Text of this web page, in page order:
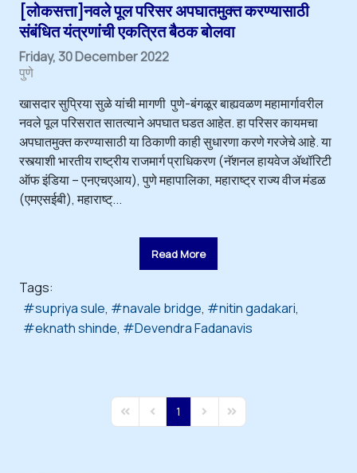
[लोकसत्ता]नवले पूल परिसर अपघातमुक्त करण्यासाठी
संबंधित यंत्रणांची एकत्रित बैठक बोलवा
Friday, 30 December 2022
पुणे
खासदार सुप्रिया सुळे यांची मागणी पुणे-बंगळूर बाह्यवळण महामार्गावरील
नवले पूल परिसरात सातत्याने अपघात घडत आहेत. हा परिसर कायमचा
अपघातमुक्त करण्यासाठी या ठिकाणी काही सुधारणा करणे गरजेचे आहे. या
रस्त्याशी भारतीय राष्ट्रीय राजमार्ग प्राधिकरण (नॅशनल हायवेज ॲथॉरिटी
ऑफ इंडिया – एनएचएआय), पुणे महापालिका, महाराष्ट्र राज्य वीज मंडळ
(एमएसईबी), महाराष्ट्...
Read More
Tags:
supriya sule
navale bridge
nitin gadakari
eknath shinde
Devendra Fadanavis
First PagePrevious Page
1 Next PageLast Page